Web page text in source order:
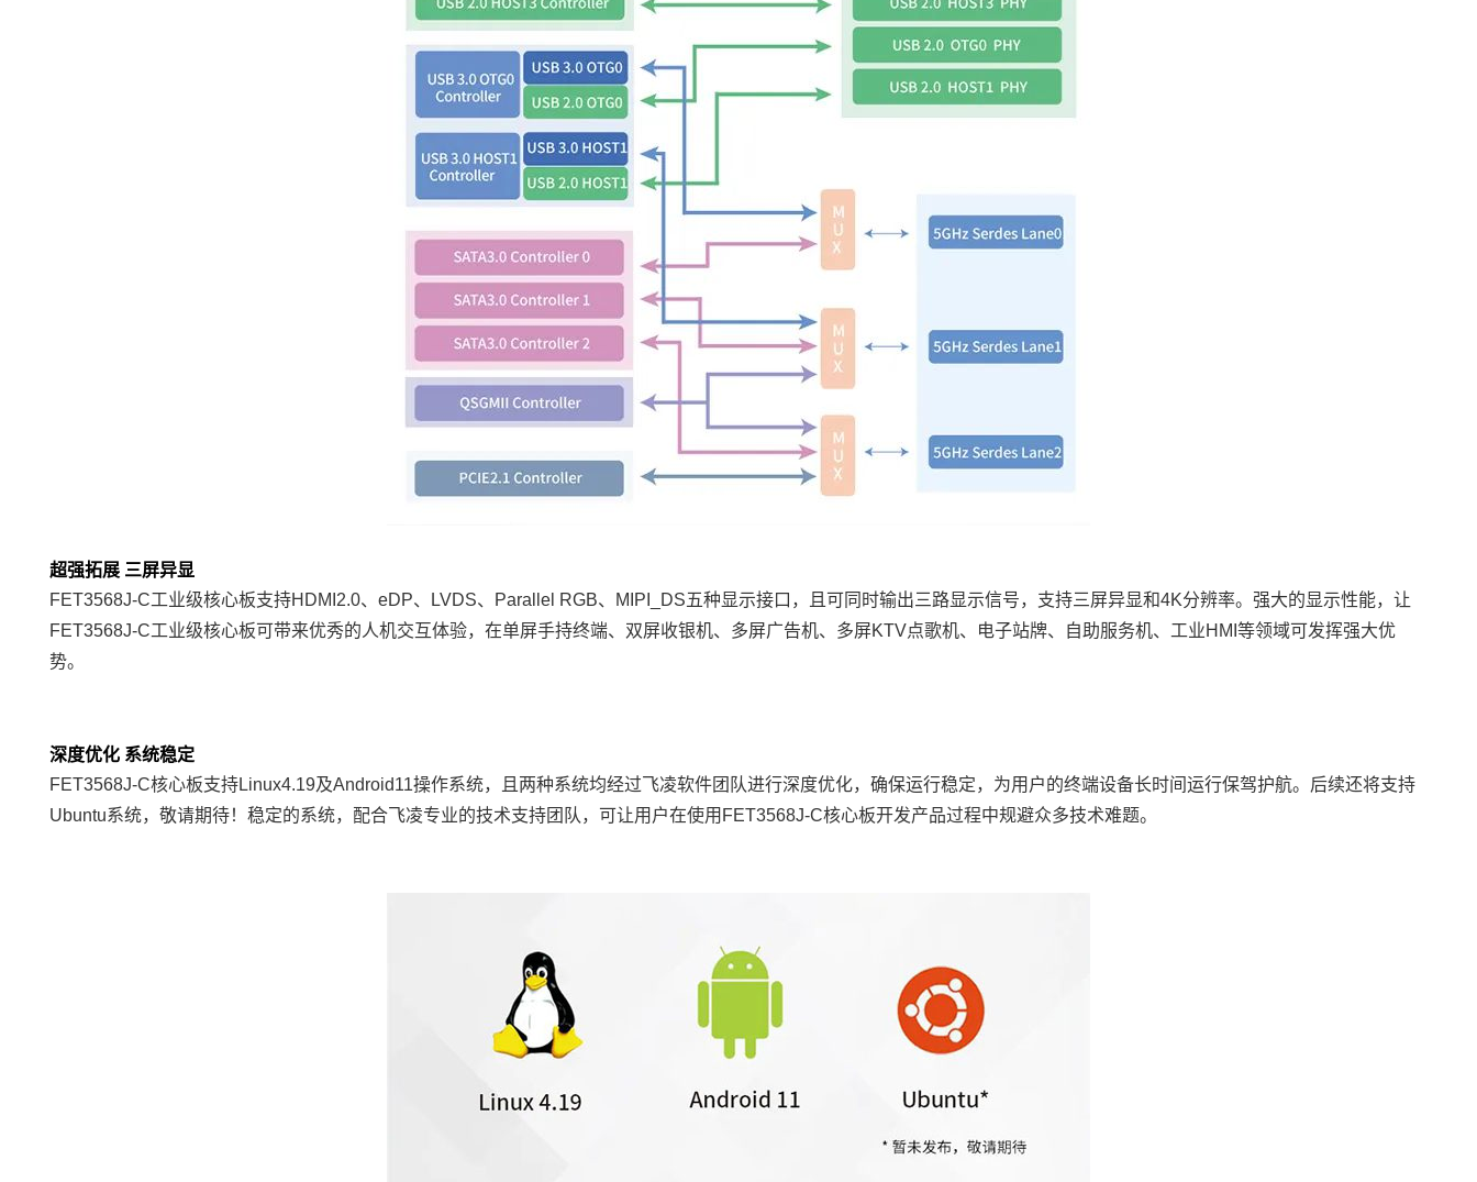
超强拓展 三屏异显
FET3568J-C工业级核心板支持HDMI2.0、eDP、LVDS、Parallel RGB、MIPI_DS五种显示接口 ，且可同时输出三路显示信号，支持三屏异显和4K分辨率。强大的显示性能，让
FET3568J-C工业级核心板可带来优秀的人机交互体验，在单屏手持终端、双屏收银机、多屏广告机、多屏KTV点歌机、电子站牌、自助服务机、工业HMI等领域可发挥强大优
势。
深度优化 系统稳定
FET3568J-C核心板支持Linux4.19及Android11操作系统，且两种系统均经过飞凌软件团队进行深度优化，确保运行稳定，为用户的终端设备长时间运行保驾护航。后续还将支持
Ubuntu系统，敬请期待！稳定的系统，配合飞凌专业的技术支持团队，可让用户在使用FET3568J-C核心板开发产品过程中规避众多技术难题。